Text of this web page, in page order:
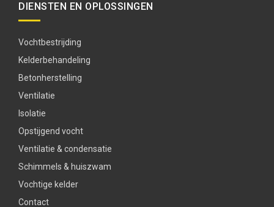
DIENSTEN EN OPLOSSINGEN
Vochtbestrijding
Kelderbehandeling
Betonherstelling
Ventilatie
Isolatie
Opstijgend vocht
Ventilatie & condensatie
Schimmels & huiszwam
Vochtige kelder
Contact